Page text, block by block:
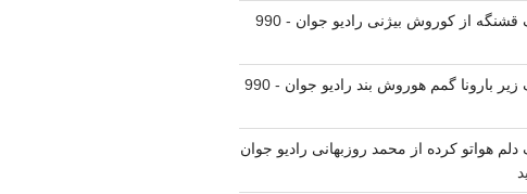
قشنگه از کوروش بیژنی رادیو جوان
- 990
زیر بارونا گمم هوروش بند رادیو جوان
- 990
دلم هواتو کرده از محمد روزبهانی رادیو جوان